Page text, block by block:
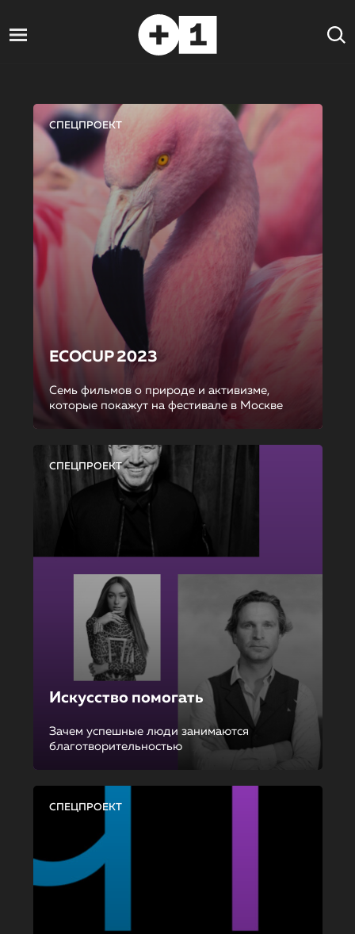
СПЕЦПРОЕКТ
ECOCUP 2023
Семь фильмов о природе и активизме,
которые покажут на фестивале в Москве
СПЕЦПРОЕКТ
Искусство помогать
Зачем успешные люди занимаются
благотворительностью
СПЕЦПРОЕКТ